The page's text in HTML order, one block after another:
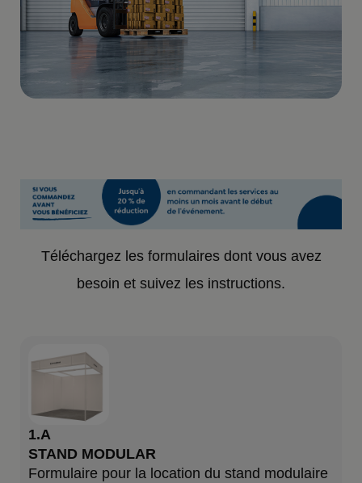
Téléchargez les formulaires dont vous avez
besoin et suivez les instructions.
1.A
STAND MODULAR
Formulaire pour la location du stand modulaire